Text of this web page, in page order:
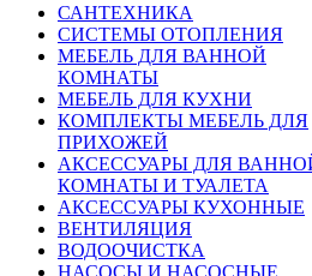
САНТЕХНИКА
СИСТЕМЫ ОТОПЛЕНИЯ
МЕБЕЛЬ ДЛЯ ВАННОЙ
КОМНАТЫ
МЕБЕЛЬ ДЛЯ КУХНИ
КОМПЛЕКТЫ МЕБЕЛЬ ДЛЯ
ПРИХОЖЕЙ
АКСЕССУАРЫ ДЛЯ
КОМНАТЫ И ТУАЛЕТА
АКСЕССУАРЫ КУХОННЫЕ
ВЕНТИЛЯЦИЯ
ВОДООЧИСТКА
НАСОСЫ И НАСОСНЫЕ